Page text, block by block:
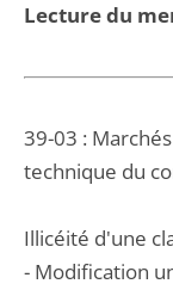
Lecture du
39-03 :
technique du
Illicéité d'une
- Modification